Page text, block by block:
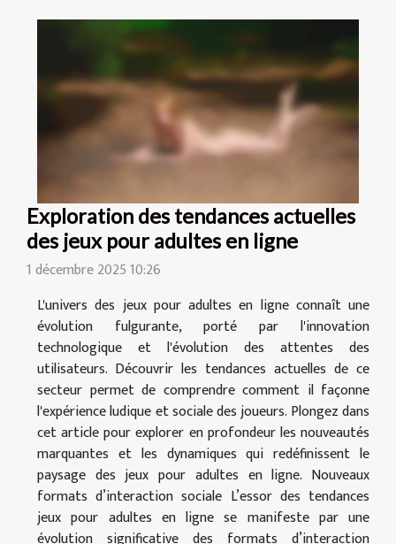
Exploration des tendances actuelles
des jeux pour adultes en ligne
1 décembre 2025 10:26
L'univers des jeux pour adultes en ligne connaît une
évolution fulgurante, porté par l'innovation
technologique et l'évolution des attentes des
utilisateurs. Découvrir les tendances actuelles de ce
secteur permet de comprendre comment il façonne
l'expérience ludique et sociale des joueurs. Plongez dans
cet article pour explorer en profondeur les nouveautés
marquantes et les dynamiques qui redéfinissent le
paysage des jeux pour adultes en ligne. Nouveaux
formats d’interaction sociale L’essor des tendances
jeux pour adultes en ligne se manifeste par une
évolution significative des formats d’interaction